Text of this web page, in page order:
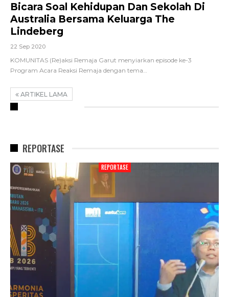
Bicara Soal Kehidupan Dan Sekolah Di
Australia Bersama Keluarga The
Lindeberg
22 Sep 2020
KOMUNITAS (Re)aksi Remaja Garut menyiarkan episode ke-3
Program Acara Reaksi Remaja dengan tema
ARTIKEL LAMA
REPORTASE
REPORTASE